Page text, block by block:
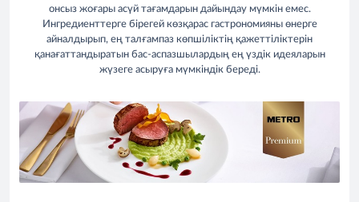
онсыз жоғары асүй тағамдарын дайындау мүмкін емес.
Ингредиенттерге бірегей көзқарас гастрономияны өнерге
айналдырып, ең талғампаз көпшіліктің қажеттіліктерін
қанағаттандыратын бас-аспазшылардың ең үздік идеяларын
жүзеге асыруға мүмкіндік береді.